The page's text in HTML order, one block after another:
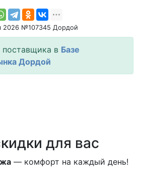
2026 №107345 Дордой
поставщика в Базе
Дордой
для вас
— комфорт на каждый день!